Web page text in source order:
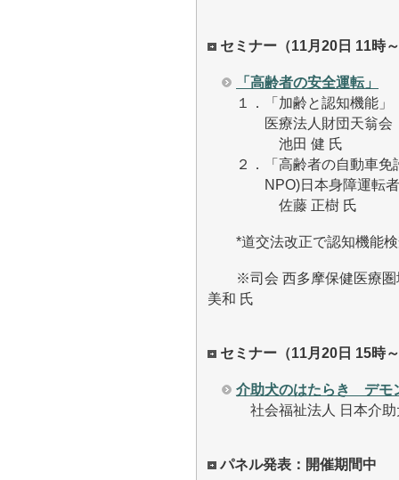
セミナー（11月20日 11時
「高齢者の安全運転」
１．「加齢と認知機能」
医療法人財団天翁会
池田 健 氏
２．「高齢者の自動車免
NPO)日本身障運転者
佐藤 正樹 氏
*道交法改正で認知機能検
※司会 西多摩保健医療圏
美和 氏
セミナー（11月20日 15時
介助犬のはたらき デモ
社会福祉法人 日本介助
パネル発表：開催期間中